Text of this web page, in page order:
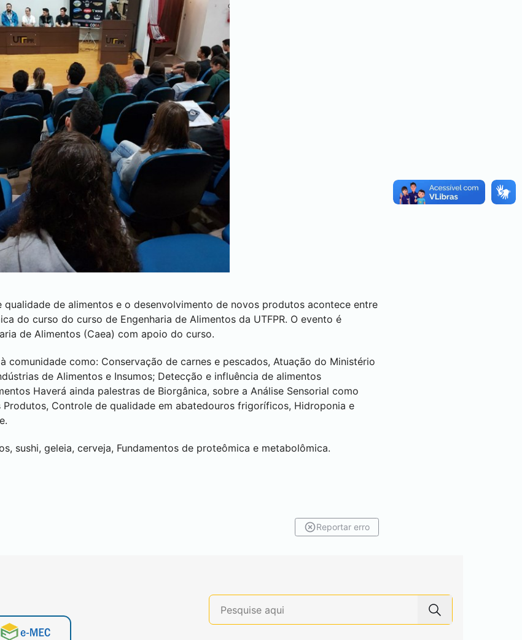
de alimentos e o desenvolvimento de novos produtos acontece entre
do curso do curso de Engenharia de Alimentos da UTFPR. O evento é
de Alimentos (Caea) com apoio do curso.
comunidade como: Conservação de carnes e pescados, Atuação do Ministério
de Alimentos e Insumos; Detecção e influência de alimentos
Haverá ainda palestras de Biorgânica, sobre a Análise Sensorial como
Controle de qualidade em abatedouros frigoríficos, Hidroponia e
sushi, geleia, cerveja, Fundamentos de proteômica e metabolômica.
Reportar erro